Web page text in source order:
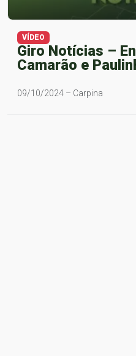
VÍDEO
Giro Notícias –
Camarão e
09/10/2024 – Carpina